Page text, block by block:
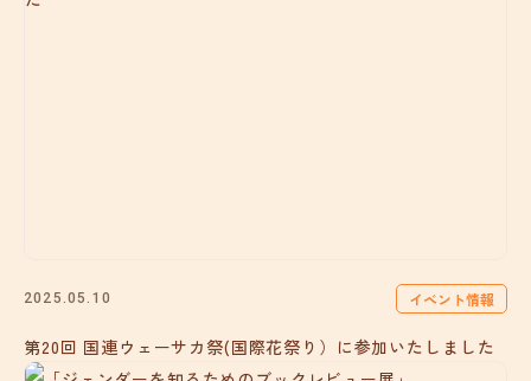
2025.05.10 イベント情報
第20回 国連ウェーサカ祭(国際花祭り）に参加いたしました